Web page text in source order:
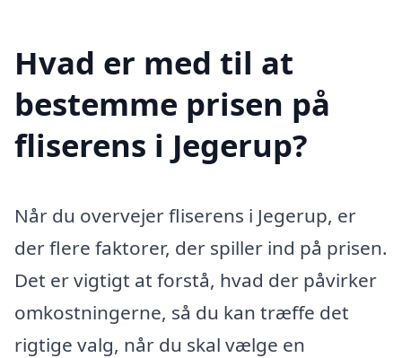
Hvad er med til at
bestemme prisen på
fliserens i Jegerup?
Når du overvejer fliserens i Jegerup, er
der flere faktorer, der spiller ind på prisen.
Det er vigtigt at forstå, hvad der påvirker
omkostningerne, så du kan træffe det
rigtige valg, når du skal vælge en